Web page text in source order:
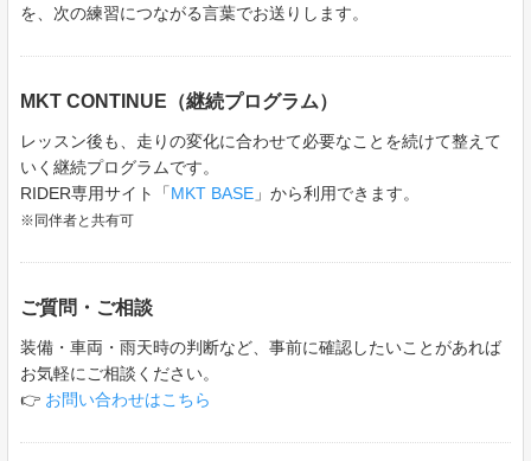
を、次の練習につながる言葉でお送りします。
MKT CONTINUE（継続プログラム）
レッスン後も、走りの変化に合わせて必要なことを続けて整えて
いく継続プログラムです。
RIDER専用サイト「MKT BASE 」から利用できます。
※同伴者と共有可
ご質問・ご相談
装備・車両・雨天時の判断など、事前に確認したいことがあれば
お気軽にご相談ください。
👉 お問い合わせはこちら